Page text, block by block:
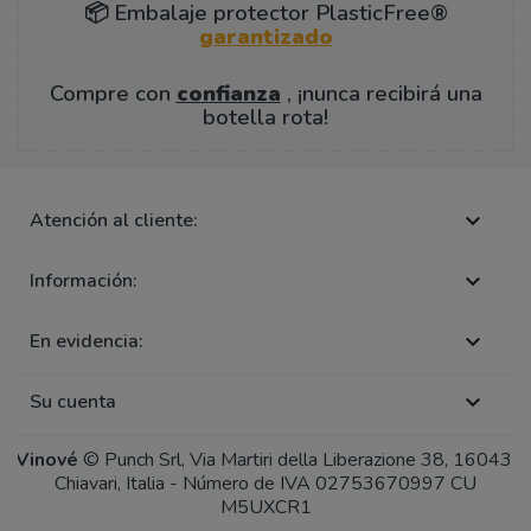
📦 Embalaje protector PlasticFree®
garantizado
Compre con confianza , ¡nunca recibirá una
botella rota!
Atención al cliente: 
Información: 
En evidencia: 
Su cuenta 
Vinové © Punch Srl, Via Martiri della Liberazione 38, 16043,
Chiavari, Italia - Número de IVA 02753670997 CU
M5UXCR1